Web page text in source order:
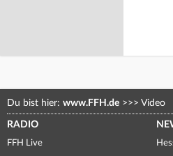
Du bist hier: www.FFH.de >>> Video
RADIO
FFH Live